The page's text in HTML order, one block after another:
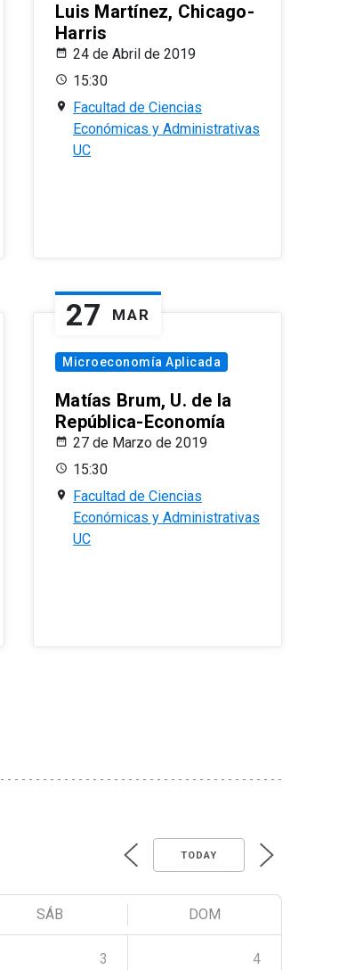
Luis Martínez, Chicago-
Harris
24 de Abril de 2019
15:30
Facultad de Ciencias
Económicas y Administrativas
UC
27 MAR
Microeconomía Aplicada
Matías Brum, U. de la
República-Economía
27 de Marzo de 2019
15:30
Facultad de Ciencias
Económicas y Administrativas
UC
TODAY
SÁB DOM
3 4